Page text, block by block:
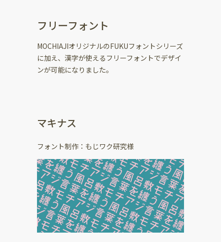
フリーフォント
MOCHIAJIオリジナルのFUKUフォントシリーズ
に加え、漢字が使えるフリーフォントでデザイ
ンが可能になりました。
マキナス
フォント制作：もじワク研究様